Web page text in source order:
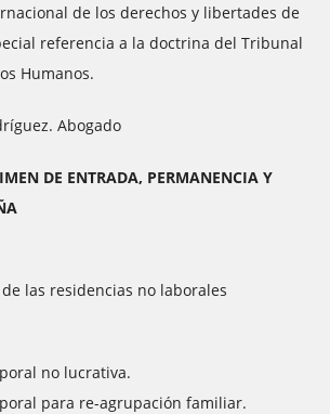
de los derechos y libertades de
referencia a la doctrina del Tribunal
Humanos.
Abogado
DE ENTRADA, PERMANENCIA Y
las residencias no laborales
no lucrativa.
para re-agrupación familiar.